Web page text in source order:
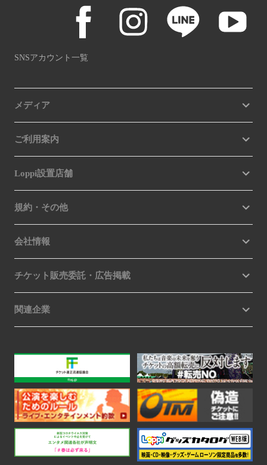
SNSアカウント一覧
メディア
ご利用案内
Loppi設置店舗
規約・その他
会社情報
チケット販売委託・広告掲載
関連企業